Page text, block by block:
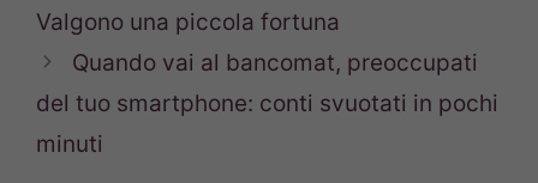
Valgono una piccola fortuna
Quando vai al bancomat, preoccupati
del tuo smartphone: conti svuotati in pochi
minuti